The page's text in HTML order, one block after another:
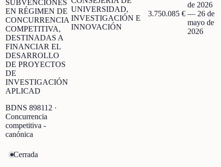
SUBVENCIONES
EN RÉGIMEN DE
CONCURRENCIA
COMPETITIVA,
DESTINADAS A
FINANCIAR EL
DESARROLLO
DE PROYECTOS
DE
INVESTIGACIÓN
APLICAD
BDNS 898112 ·
Concurrencia
competitiva -
canónica
UNIVERSIDAD,
INVESTIGACIÓN E
INNOVACIÓN
3.750.085 €
de 2026
— 26 de
mayo de
2026
Cerrada